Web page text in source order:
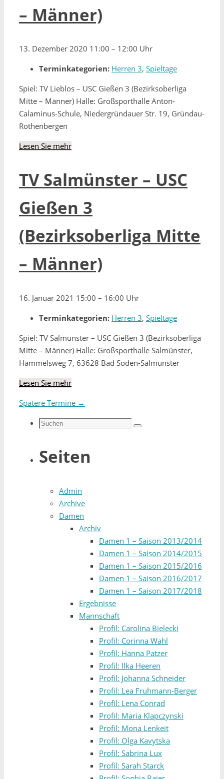
– Männer)
13. Dezember 2020 11:00 – 12:00 Uhr
Terminkategorien: Herren 3, Spieltage
Spiel: TV Lieblos – USC Gießen 3 (Bezirksoberliga
Mitte – Männer) Halle: Großsporthalle Anton-
Calaminus-Schule, Niedergründauer Str. 19, Gründau-
Rothenbergen
Lesen Sie mehr
TV Salmünster – USC
Gießen 3
(Bezirksoberliga Mitte
– Männer)
16. Januar 2021 15:00 – 16:00 Uhr
Terminkategorien: Herren 3, Spieltage
Spiel: TV Salmünster – USC Gießen 3 (Bezirksoberliga
Mitte – Männer) Halle: Großsporthalle Salmünster,
Hammelsweg 7, 63628 Bad Soden-Salmünster
Lesen Sie mehr
Spätere Termine →
Suchen
Suchen
Seiten
Admin
Archive
Damen
Archiv
Damen 1 – Saison 2013/2014
Damen 1 – Saison 2014/2015
Damen 1 – Saison 2015/2016
Damen 1 – Saison 2016/2017
Damen 1 – Saison 2017/2018
Ergebnisse
Mannschaft
Profil: Carolina Bielecki
Profil: Corinna Wahl
Profil: Hanna Patzer
Profil: Ilka Heeren
Profil: Johanna Schneider
Profil: Lea Fruhmann-Berger
Profil: Lena Conrad
Profil: Maria Klapczynski
Profil: Mona Lenkeit
Profil: Olga Kavytska
Profil: Sabrina Lux
Profil: Sarah Starck